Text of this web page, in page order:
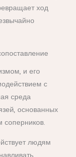
ход
и его
с
среда
основанных
соперников.
людям